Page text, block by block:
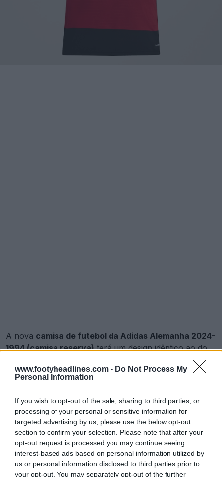
www.footyheadlines.com - Do Not Process My
Personal Information
If you wish to opt-out of the sale, sharing to third parties, or
processing of your personal or sensitive information for
targeted advertising by us, please use the below opt-out
section to confirm your selection. Please note that after your
opt-out request is processed you may continue seeing
interest-based ads based on personal information utilized by
us or personal information disclosed to third parties prior to
your opt-out. You may separately opt-out of the further
A nova camisa de futebol da Adidas Alemanha 2024-
1994 (camisa reserva)terá um design idêntico ao do
equipamento original. Apresentava um grande padrão
de riscas horizontais vermelhas e pretas que era um
26 de Mai de 2026
Equipamento de casa de 1993 do Japão